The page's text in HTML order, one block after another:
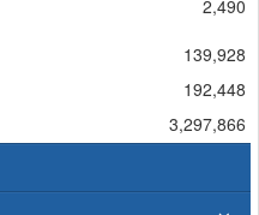
2,490
139,928
192,448
3,297,866